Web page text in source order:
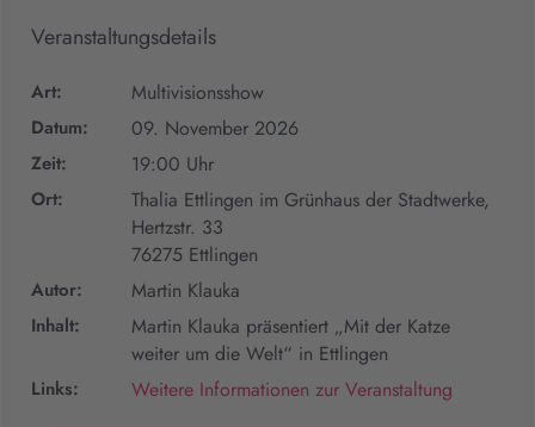
Veranstaltungsdetails
Art: Multivisionsshow
Datum: 09. November 2026
Zeit: 19:00 Uhr
Ort:
Thalia Ettlingen im Grünhaus der Stadtwerke,
Hertzstr. 33
76275 Ettlingen
Autor: Martin Klauka
Inhalt:
Martin Klauka präsentiert „Mit der Katze
weiter um die Welt“ in Ettlingen
Links: Weitere Informationen zur Veranstaltung